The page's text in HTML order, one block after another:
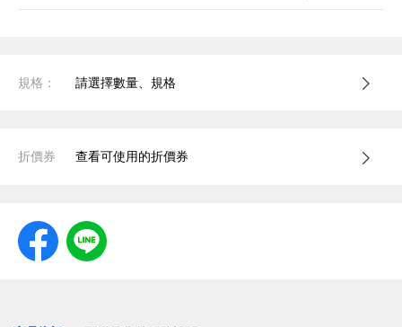
規格： 請選擇數量、規格
折價券 查看可使用的折價券